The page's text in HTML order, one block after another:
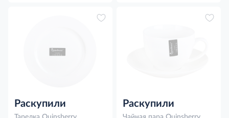
Раскупили Раскупили